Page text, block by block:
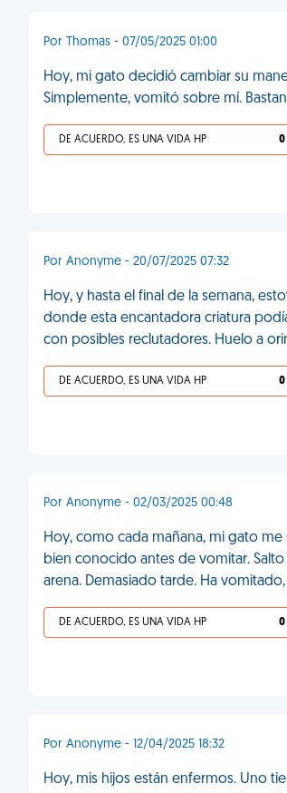
Por Thomas - 07/05/2025 01:00
Hoy, mi gato decidió cambiar su
Simplemente, vomitó sobre mí.
DE ACUERDO, ES UNA VIDA HP 0
Por Anonyme - 20/07/2025 07:32
Hoy, y hasta el final de la semana,
donde esta encantadora criatura
con posibles reclutadores. Huelo a
DE ACUERDO, ES UNA VIDA HP 0
Por Anonyme - 02/03/2025 00:48
Hoy, como cada mañana, mi gato
bien conocido antes de vomitar.
arena. Demasiado tarde. Ha
DE ACUERDO, ES UNA VIDA HP 0
Por Anonyme - 12/04/2025 18:32
Hoy, mis hijos están enfermos. Uno